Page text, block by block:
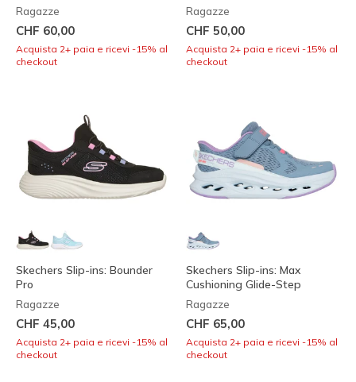
Ragazze
CHF 60,00
Acquista 2+ paia e ricevi -15% al
checkout
Ragazze
CHF 50,00
Acquista 2+ paia e ricevi -15% al
checkout
Skechers Slip-ins: Bounder
Pro
Ragazze
CHF 45,00
Acquista 2+ paia e ricevi -15% al
checkout
Skechers Slip-ins: Max
Cushioning Glide-Step
Ragazze
CHF 65,00
Acquista 2+ paia e ricevi -15% al
checkout